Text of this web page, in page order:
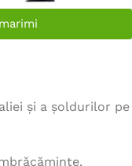
și a șoldurilor pe